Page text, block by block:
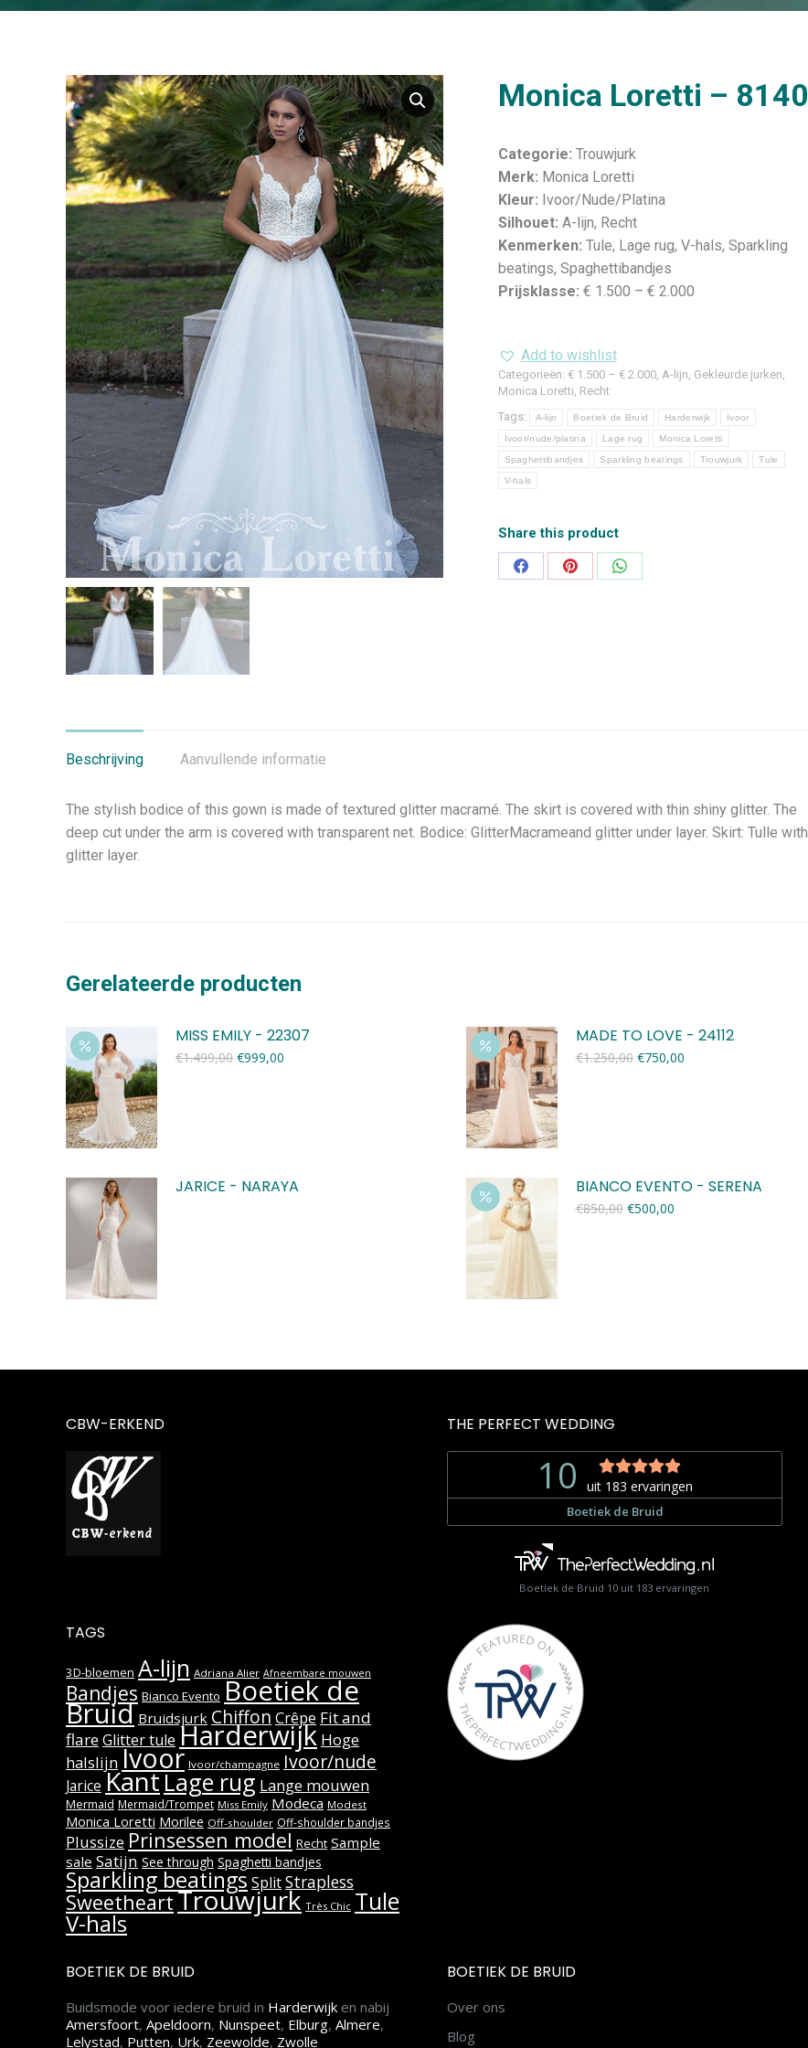
Monica Loretti – 8140
Categorie: Trouwjurk
Merk: Monica Loretti
Kleur: Ivoor/Nude/Platina
Silhouet: A-lijn, Recht
Kenmerken: Tule, Lage rug, V-hals, Sparkling
beatings, Spaghettibandjes
Prijsklasse: € 1.500 – € 2.000
Add to wishlist
Categorieën: € 1.500 – € 2.000, A-lijn, Gekleurde jurken,
Monica Loretti, Recht
Tags:
A-lijn Boetiek de Bruid Harderwijk Ivoor
Ivoor/nude/platina Lage rug Monica Loretti
Spaghettibandjes Sparkling beatings Trouwjurk Tule
V-hals
Share this product
Deel
Deel
Deel
Beschrijving Aanvullende informatie
The stylish bodice of this gown is made of textured glitter macramé. The skirt is covered with thin shiny glitter. The
deep cut under the arm is covered with transparent net. Bodice: GlitterMacrameand glitter under layer. Skirt: Tulle with
glitter layer.
Gerelateerde producten
MISS EMILY - 22307
€1.499,00 Oorspronkelijke
€999,00
MADE TO LOVE - 24112
€1.250,00 Oorspronkelijke
€750,00Huidige
JARICE - NARAYA BIANCO EVENTO - SERENA
€850,00 Oorspronkelijke
€500,00Huidige
CBW-ERKEND THE PERFECT WEDDING
Boetiek de Bruid 10uit 183ervaringen
TAGS
3D-bloemen A-lijn Adriana Alier Afneembare mouwen
Bandjes Bianco Evento Boetiek de
Bruid Bruidsjurk Chiffon Crêpe Fit and
flareGlitter tule Harderwijk Hoge
halslijnIvoor Ivoor/champagne Ivoor/nude
Jarice KantLage rug Lange mouwen
Mermaid Mermaid/Trompet Miss Emily Modeca Modest
Monica Loretti Morilee Off-shoulder Off-shoulder bandjes
Plussize Prinsessen model Recht Sample
sale Satijn See through Spaghetti bandjes
Sparkling beatings SplitStrapless
SweetheartTrouwjurk Très Chic Tule
V-hals
BOETIEK DE BRUID
Buidsmode voor iedere bruid in Harderwijk en nabij
Amersfoort, Apeldoorn, Nunspeet, Elburg, Almere,
Lelystad, Putten, Urk, Zeewolde, Zwolle
BOETIEK DE BRUID
Over ons
Blog